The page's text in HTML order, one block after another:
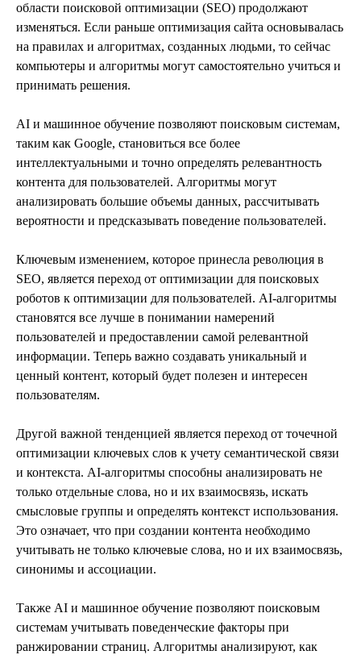
области поисковой оптимизации (SEO) продолжают
изменяться. Если раньше оптимизация сайта основывалась
на правилах и алгоритмах, созданных людьми, то сейчас
компьютеры и алгоритмы могут самостоятельно учиться и
принимать решения.
AI и машинное обучение позволяют поисковым системам,
таким как Google, становиться все более
интеллектуальными и точно определять релевантность
контента для пользователей. Алгоритмы могут
анализировать большие объемы данных, рассчитывать
вероятности и предсказывать поведение пользователей.
Ключевым изменением, которое принесла революция в
SEO, является переход от оптимизации для поисковых
роботов к оптимизации для пользователей. AI-алгоритмы
становятся все лучше в понимании намерений
пользователей и предоставлении самой релевантной
информации. Теперь важно создавать уникальный и
ценный контент, который будет полезен и интересен
пользователям.
Другой важной тенденцией является переход от точечной
оптимизации ключевых слов к учету семантической связи
и контекста. AI-алгоритмы способны анализировать не
только отдельные слова, но и их взаимосвязь, искать
смысловые группы и определять контекст использования.
Это означает, что при создании контента необходимо
учитывать не только ключевые слова, но и их взаимосвязь,
синонимы и ассоциации.
Также AI и машинное обучение позволяют поисковым
системам учитывать поведенческие факторы при
ранжировании страниц. Алгоритмы анализируют, как